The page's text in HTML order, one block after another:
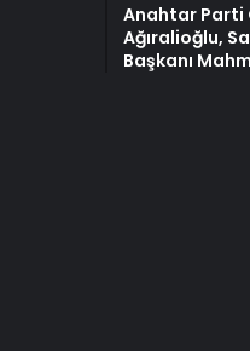
Anahtar Parti
Ağıralioğlu,
Başkanı